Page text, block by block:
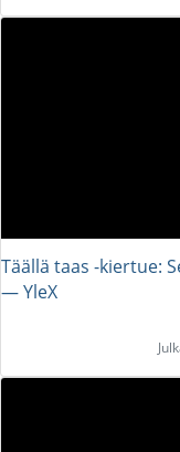
Täällä taas -kiertue:
― YleX